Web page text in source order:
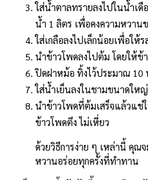
ใส่น้ำตาลทรายลงไปในน้ำเ
น้ำ 1 ลิตร เพื่อคงความหวาน
ใส่เกลือลงไปเล็กน้อยเพื่อให้
นำข้าวโพดลงไปต้ม โดยให้ข้
ปิดฝาหม้อ ทิ้งไว้ประมาณ 10
ใส่น้ำเย็นลงในชามขนาดใหญ่
นำข้าวโพดที่ต้มเสร็จแล้วแช่
ข้าวโพดตึง ไม่เหี่ยว
ด้วยวิธีการง่าย ๆ เหล่านี้ คุณ
หวานอร่อยทุกครั้งที่ทำทาน